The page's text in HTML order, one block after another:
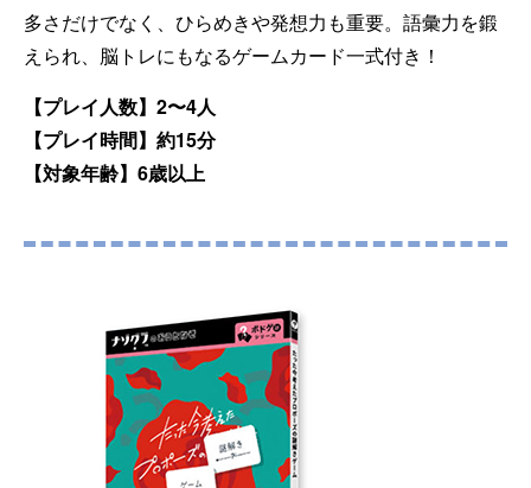
多さだけでなく、ひらめきや発想力も重要。語彙力を鍛
えられ、脳トレにもなるゲームカード一式付き！
【プレイ人数】2〜4人
【プレイ時間】約15分
【対象年齢】6歳以上